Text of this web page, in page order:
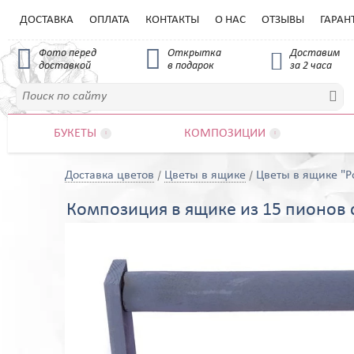

ДОСТАВКА ОПЛАТА КОНТАКТЫ О НАС ОТЗЫВЫ
 Фото перед
доставкой

Открытка
в подарок

Доставим
за 2 часа
БУКЕТЫ КОМПОЗИЦИИ
Доставка цветов Цветы в ящике Цветы в ящике
Композиция в ящике из 15